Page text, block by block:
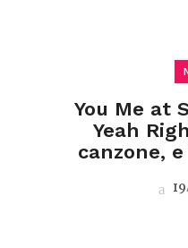
You Me at
Yeah
canzone,